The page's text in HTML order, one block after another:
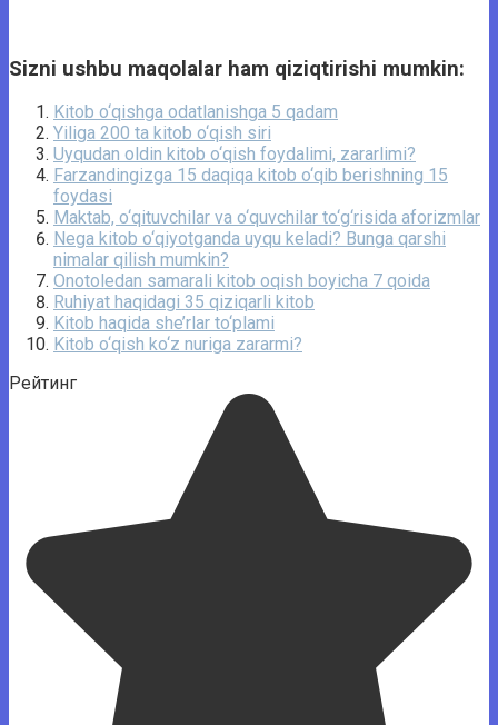
Sizni ushbu maqolalar ham qiziqtirishi mumkin:
Kitob o‘qishga odatlanishga 5 qadam
Yiliga 200 ta kitob o‘qish siri
Uyqudan oldin kitob o‘qish foydalimi, zararlimi?
Farzandingizga 15 daqiqa kitob o‘qib berishning 15
foydasi
Maktab, o‘qituvchilar va o‘quvchilar to‘g‘risida aforizmlar
Nega kitob o‘qiyotganda uyqu keladi? Bunga qarshi
nimalar qilish mumkin?
Onotoledan samarali kitob oqish boyicha 7 qoida
Ruhiyat haqidagi 35 qiziqarli kitob
Kitob haqida she’rlar to‘plami
Kitob o‘qish ko‘z nuriga zararmi?
Рейтинг